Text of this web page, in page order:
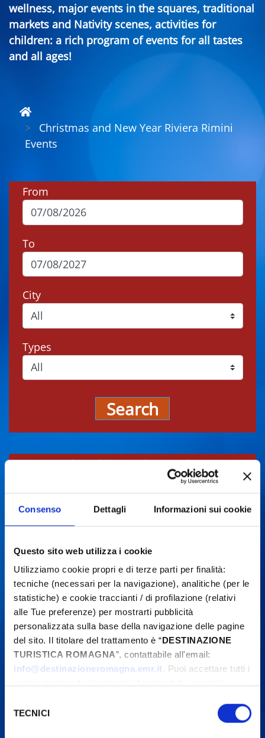
Consenso Dettagli Informazioni sui cookie
Questo sito web utilizza i cookie
Utilizziamo cookie propri e di terze parti per finalità:
tecniche (necessari per la navigazione), analitiche (per le
statistiche) e cookie traccianti / di profilazione (relativi
alle Tue preferenze) per mostrarti pubblicità
personalizzata sulla base della navigazione delle pagine
del sito. Il titolare del trattamento è “DESTINAZIONE
TURISTICA ROMAGNA”, contattabile all'email:
info@destinazioneromagna.emr.it. Puoi accettare tutti i
gestire le tue preferenze facendo clic su “Personalizza”.
Qualora acconsenti a tutti i cookie i Tuoi dati potranno
delTECNICI
wellness, major events in the squares, traditional
markets and Nativity scenes, activities for
children: a rich program of events for all tastes
and all ages!
Christmas and New Year Riviera Rimini
Events
From
To
City
Types
Search
Events may be subject to change, always
contact organizers before going to the venue.